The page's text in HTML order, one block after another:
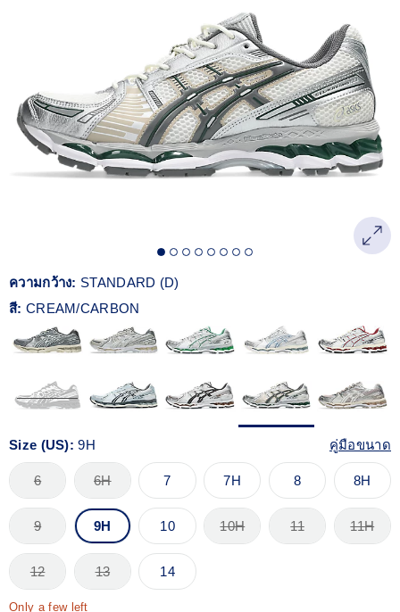
ลิงก์
หน้า
เดียวกัน
ความกว้าง: STANDARD (D)
สี: CREAM/CARBON
Size (US):9H คู่มือขนาด
6 6H 7 7H 8 8H
9 9H 10 10H 11 11H
12 13 14
Only a few left